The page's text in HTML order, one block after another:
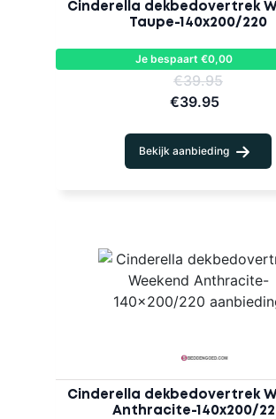
Cinderella dekbedovertrek
Taupe-140x200/220
Je bespaart €0,00
€39.95
€39.95
Bekijk aanbieding
Cinderella dekbedovertrek
Anthracite-140x200/